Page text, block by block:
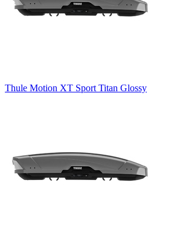
Thule Motion XT Sport Titan Glossy